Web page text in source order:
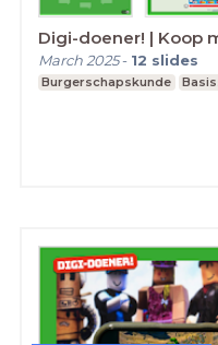
Digi-doener! | Koop
March 2025- 12 slides
Burgerschapskunde